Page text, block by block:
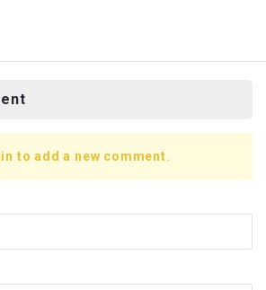
to add a new comment.